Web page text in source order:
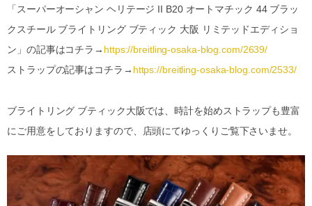
「スーパーオーシャン ヘリテージ II B20 オートマチック 44 ブラッ
クスチール ブライトリング ブティック 大阪 リミテッドエディショ
ン」の記事はコチラ→ https://breitling-osaka-blog.com/2639/
ストラップの記事はコチラ→ https://breitling-osaka-blog.com/2533/
ブライトリング ブティック大阪では、時計を始めストラップも豊富
にご用意をしておりますので、店頭にてゆっくりご覧下さいませ。